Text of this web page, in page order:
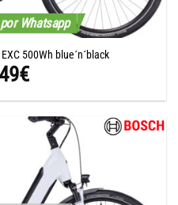
Whatsapp
500Wh blue´n´black
€